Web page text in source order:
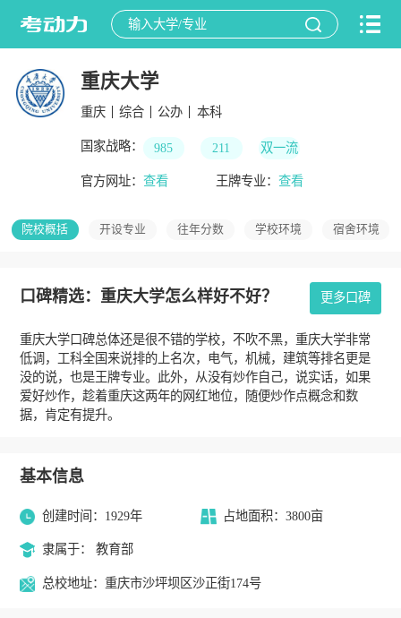
重庆大学
重庆 综合 公办 本科
国家战略： 985 211 双一流
官方网址： 查看 王牌专业：查看
院校概括 开设专业 往年分数 学校环境 宿舍环境
口碑精选：重庆大学怎么样好不好？ 更多口碑
重庆大学口碑总体还是很不错的学校，不吹不黑，重庆大学非常
低调，工科全国来说排的上名次，电气，机械，建筑等排名更是
没的说，也是王牌专业。此外，从没有炒作自己，说实话，如果
爱好炒作，趁着重庆这两年的网红地位，随便炒作点概念和数
据，肯定有提升。
基本信息
创建时间：1929年 占地面积：3800亩
隶属于： 教育部
总校地址：重庆市沙坪坝区沙正街174号